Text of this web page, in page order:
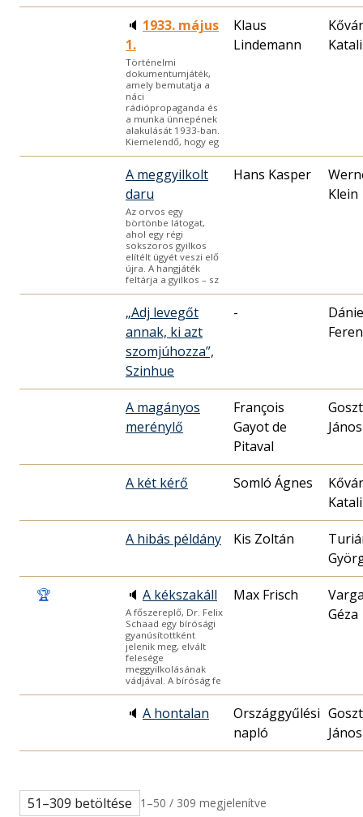
🔈 1933. május
1.
Történelmi
dokumentumjáték,
amely bemutatja a
náci
rádiópropaganda és
a munka ünnepének
alakulását 1933-ban.
Kiemelendő, hogy eg
Klaus
Lindemann
A meggyilkolt
daru
Az orvos egy
börtönbe látogat,
ahol egy régi
sokszoros gyilkos
elítélt ügyét veszi elő
újra. A hangjáték
feltárja a gyilkos – sz
Hans Kasper
Klein
„Adj levegőt
annak, ki azt
szomjúhozza”,
Szinhue
-
A magányos
merénylő
François
Gayot de
Pitaval
János
A két kérő Somló Ágnes
A hibás példány Kis Zoltán
🏆 🔈 A kékszakáll
A főszereplő, Dr. Felix
Schaad egy bírósági
gyanúsítottként
jelenik meg, elvált
felesége
meggyilkolásának
vádjával. A bíróság fe
Max Frisch
Géza
🔈 A hontalan
Országgyűlési
napló
János
51–309 betöltése 1–50 / 309 megjelenítve